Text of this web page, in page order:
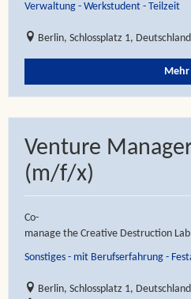
Verwaltung - Werkstudent - Teilzeit
Berlin, Schlossplatz 1, Deutschland
Mehr
Venture
(m/f/x)
Co-
manage the Creative Destruction
Sonstiges - mit Berufserfahrung -
Berlin, Schlossplatz 1, Deutschland